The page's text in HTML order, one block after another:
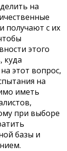
на
получают с их
этого
куда
этот вопрос,
на
иметь
при выборе
базы и